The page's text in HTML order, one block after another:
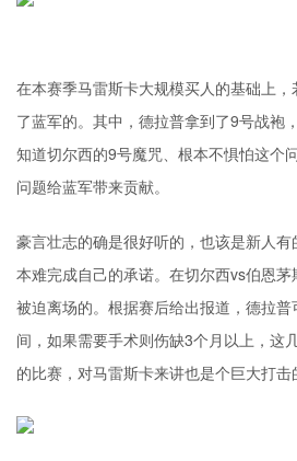
在本赛季马雷斯卡大规模买人的基础上
了蓝军的。其中，德拉普拿到了9号战袍
知道切尔西的9号魔咒、根本不惧怕这个
问题给蓝军带来贡献。
豪言壮志的确是很好听的，也该是新人
本难完成自己的承诺。在切尔西vs伯恩
被迫离场的。根据赛后给出报道，德拉
间，如果需要手术则伤缺3个月以上，这
的比赛，对马雷斯卡来讲也是个巨大打击